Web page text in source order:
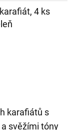
4 ks
karafiátů s
svěžími tóny